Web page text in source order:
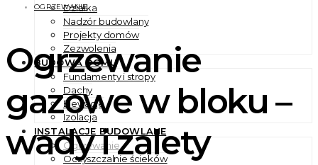
Działka
Nadzór budowlany
Projekty domów
Zezwolenia
BUDOWA DOMU
Fundamenty i stropy
Dachy
Elewacje
Izolacja
INSTALACJE BUDOWLANE
Ogrzewanie
Oczyszczalnie ścieków
OGRZEWANIE
Ogrzewanie
gazowe w bloku –
wady i zalety